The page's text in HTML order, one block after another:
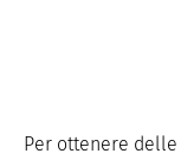
Per ottenere delle